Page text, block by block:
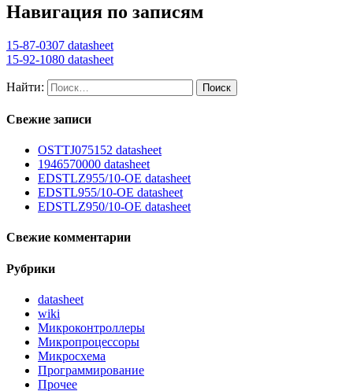
Навигация по записям
15-87-0307 datasheet
15-92-1080 datasheet
Найти:
Свежие записи
OSTTJ075152 datasheet
1946570000 datasheet
EDSTLZ955/10-OE datasheet
EDSTL955/10-OE datasheet
EDSTLZ950/10-OE datasheet
Свежие комментарии
Рубрики
datasheet
wiki
Микроконтроллеры
Микропроцессоры
Микросхема
Программирование
Прочее